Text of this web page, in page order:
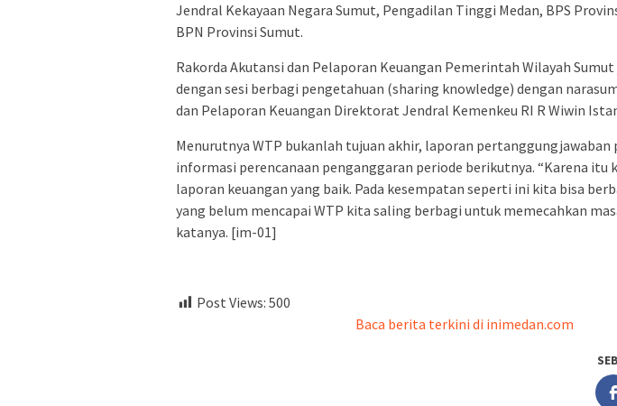
Jendral Kekayaan Negara Sumut, Pengadilan Tinggi Medan, BPS
BPN Provinsi Sumut.
Rakorda Akutansi dan Pelaporan Keuangan Pemerintah Wilayah
dengan sesi berbagi pengetahuan (sharing knowledge) dengan
dan Pelaporan Keuangan Direktorat Jendral Kemenkeu RI R Wiwin
Menurutnya WTP bukanlah tujuan akhir, laporan pertanggungjawaban
informasi perencanaan penganggaran periode berikutnya. “Karena itu
laporan keuangan yang baik. Pada kesempatan seperti ini kita bisa
yang belum mencapai WTP kita saling berbagi untuk memecahkan
katanya. [im-01]
Post Views: 500
Baca berita terkini di inimedan.com